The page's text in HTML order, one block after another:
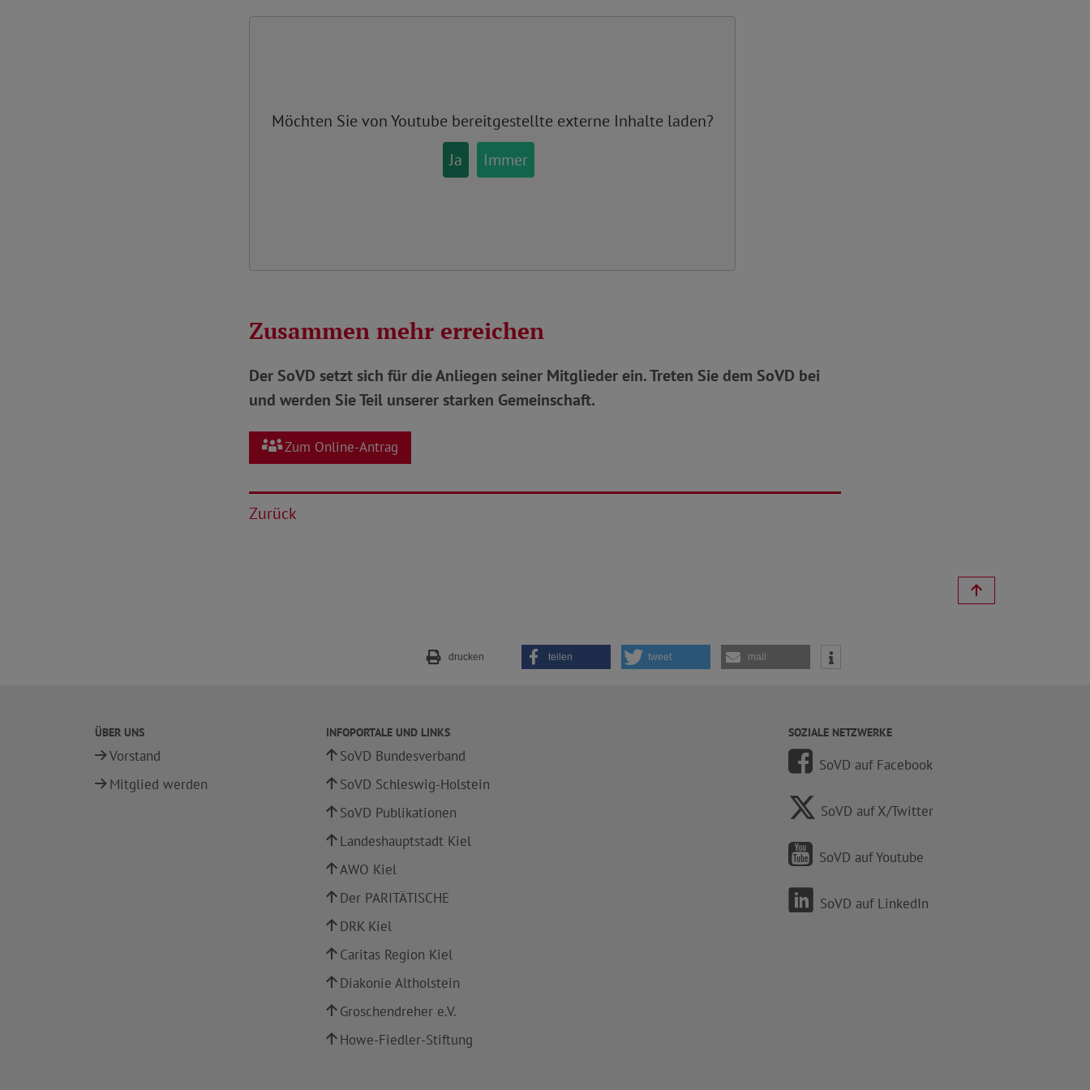
Möchten Sie vonYoutube bereitgestellte externe Inhalte laden?
Ja
Immer
Zusammen mehr erreichen
Der SoVD setzt sich für die Anliegen seiner Mitglieder ein. Treten Sie dem SoVD bei
und werden Sie Teil unserer starken Gemeinschaft.
Zum Online-Antrag
Zurück
drucken teilen tweet mail
ÜBER UNS
Vorstand
Mitglied werden
INFOPORTALE UND LINKS
SoVD Bundesverband
SoVD Schleswig-Holstein
SoVD Publikationen
Landeshauptstadt Kiel
AWO Kiel
Der PARITÄTISCHE
DRK Kiel
Caritas Region Kiel
Diakonie Altholstein
Groschendreher e.V.
Howe-Fiedler-Stiftung
SOZIALE NETZWERKE
SoVD auf Facebook
SoVD auf X/Twitter
SoVD auf Youtube
SoVD auf LinkedIn